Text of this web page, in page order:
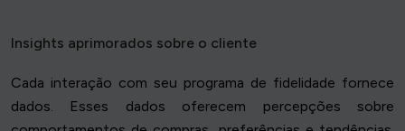
Insights aprimorados sobre o cliente
Cada interação com seu programa de fidelidade fornece
dados. Esses dados oferecem percepções sobre